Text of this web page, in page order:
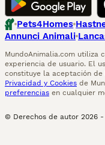
Pets4Homes
Annunci Animali
MundoAnimalia.com utiliza
experiencia de usuario. El
constituye la aceptación de
Privacidad y Cookies de
preferencias en cualquier
© Derechos de autor 2026 -